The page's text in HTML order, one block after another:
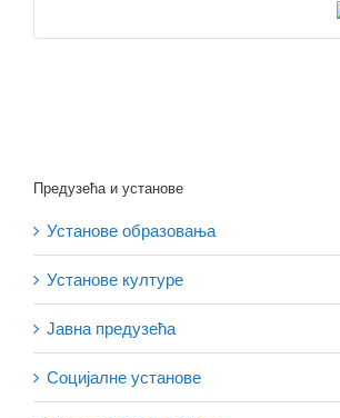
Предузећа и установе
Установе образовања
Установе културе
Јавна предузећа
Социјалне установе